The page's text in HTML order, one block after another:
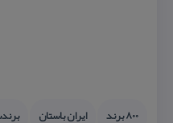
800 برند ایران باستان